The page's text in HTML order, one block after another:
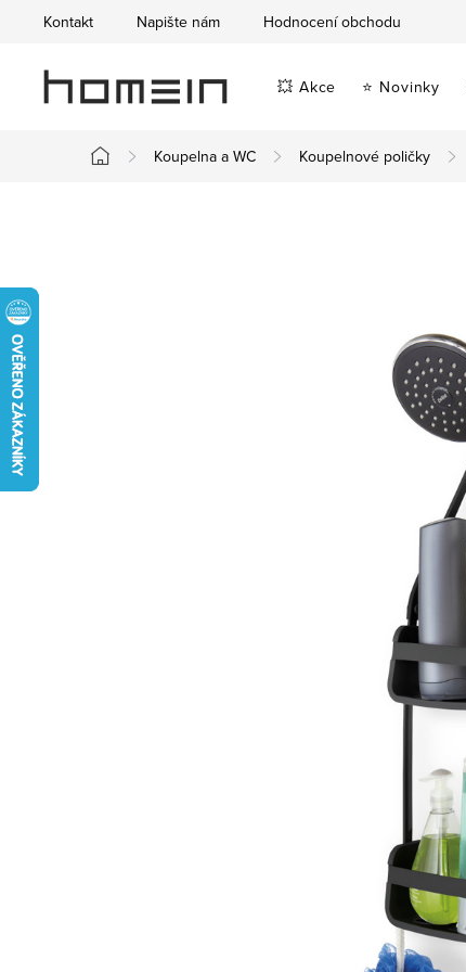
obsah
Kontakt Napište nám Hodnocení obchodu
💥 Akce ⭐ Novinky
Domů
Koupelna a WC Koupelnové poličky